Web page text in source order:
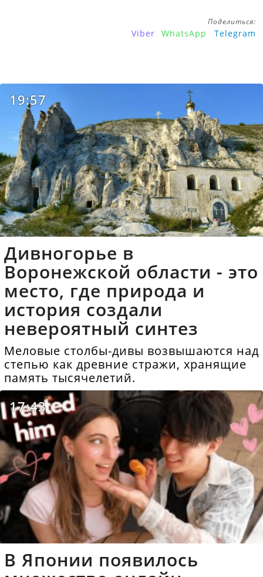
Поделиться:
Viber WhatsApp Telegram
19:57
Дивногорье в
Воронежской области - это
место, где природа и
история создали
невероятный синтез
Меловые столбы-дивы возвышаются над
степью как древние стражи, хранящие
память тысячелетий.
17:43
В Японии появилось